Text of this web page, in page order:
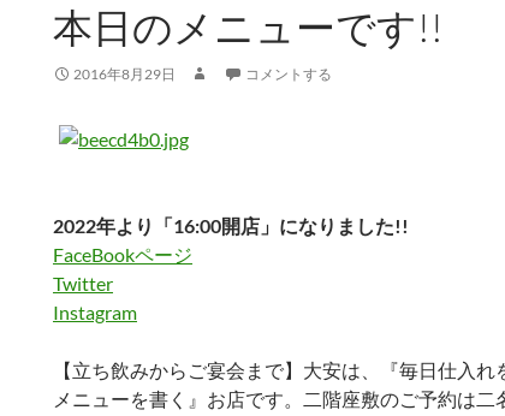
本日のメニューです!!
2016年8月29日 コメントする
2022年より「16:00開店」になりました!!
FaceBookページ
Twitter
Instagram
【立ち飲みからご宴会まで】大安は、『毎日仕入れ
メニューを書く』お店です。二階座敷のご予約は二